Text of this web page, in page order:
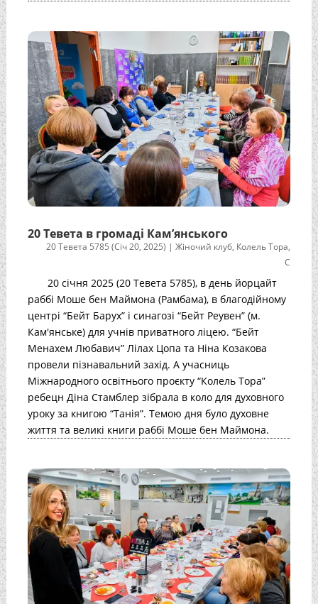
20 Тевета в громаді Кам’янського
20 Тевета 5785 (Січ 20, 2025) |Жіночий клуб, Колель Тора,
С
20 січня 2025 (20 Тевета 5785), в день йорцайт
раббі Моше бен Маймона (Рамбама), в благодійному
центрі “Бейт Барух” і синагозі “Бейт Реувен” (м.
Кам'янське) для учнів приватного ліцею. “Бейт
Менахем Любавич” Лілах Цопа та Ніна Козакова
провели пізнавальний захід. А учасниць
Міжнародного освітнього проєкту “Колель Тора”
ребецн Діна Стамблер зібрала в коло для духовного
уроку за книгою “Танія”. Темою дня було духовне
життя та великі книги раббі Моше бен Маймона.